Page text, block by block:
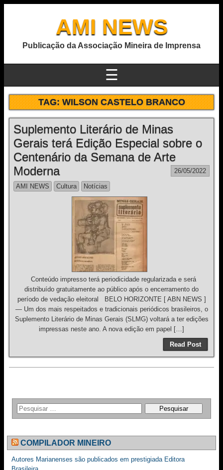
AMI NEWS
Publicação da Associação Mineira de Imprensa
☰
TAG:WILSON CASTELO BRANCO
Suplemento Literário de Minas
Gerais terá Edição Especial sobre o
Centenário da Semana de Arte
Moderna
26/05/2022
AMI NEWS Cultura Notícias
Conteúdo impresso terá periodicidade regularizada e será
distribuído gratuitamente ao público após o encerramento do
período de vedação eleitoral BELO HORIZONTE [ ABN NEWS ]
— Um dos mais respeitados e tradicionais periódicos brasileiros, o
Suplemento Literário de Minas Gerais (SLMG) voltará a ter edições
impressas neste ano. A nova edição em papel […]
Read Post
COMPILADOR MINEIRO
Autores Marianenses são publicados em prestigiada Editora